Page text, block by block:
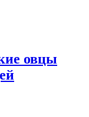
овцы